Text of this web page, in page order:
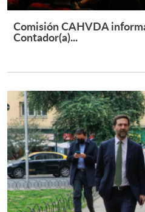
Comisión CAHVDA
Contador(a)...